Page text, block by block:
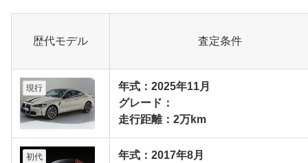
歴代モデル 査定条件
現行
年式：2025年11月
グレード：
走行距離：2万km
初代
年式：2017年8月